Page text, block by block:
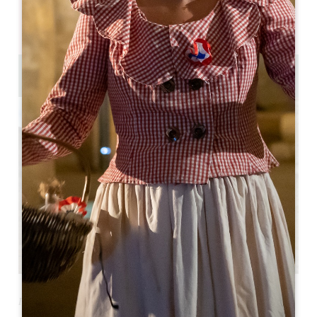
Программа исключительно для школьных групп (от 11 лет)
05 57 55 28 20
Свяжитесь с нами
4h30